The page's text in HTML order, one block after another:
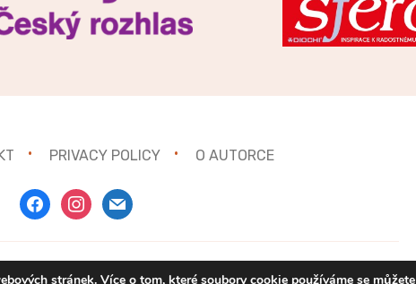
PRIVACY POLICY O AUTORCE
facebookinstagram
mail
© 2021Gurmánka.cz
stránek. Více o tom, které soubory cookie používáme se můžete